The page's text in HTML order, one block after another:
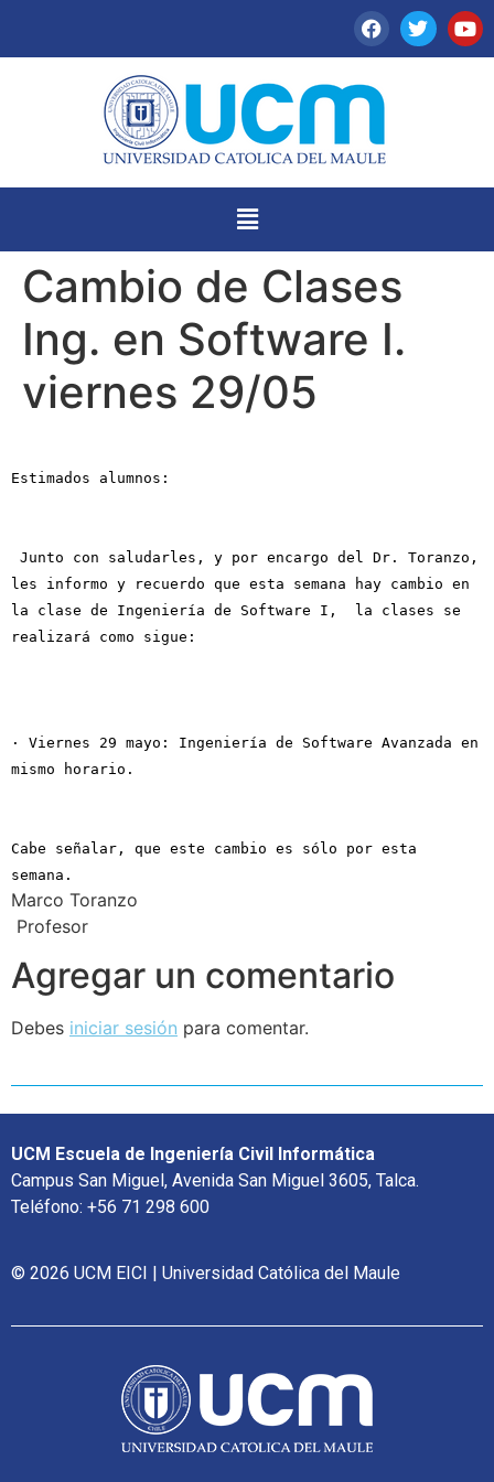
Cambio de Clases
Ing. en Software I.
viernes 29/05
Estimados alumnos:
Junto con saludarles, y por encargo del Dr. Toranzo,
les informo y recuerdo que esta semana hay cambio en
la clase de Ingeniería de Software I, la clases se
realizará como sigue:
· Viernes 29 mayo: Ingeniería de Software Avanzada en
mismo horario.
Cabe señalar, que este cambio es sólo por esta
semana.
Marco Toranzo
Profesor
Agregar un comentario
Debes iniciar sesión para comentar.
UCM Escuela de Ingeniería Civil Informática
Campus San Miguel, Avenida San Miguel 3605, Talca.
Teléfono: +56 71 298 600
© 2026 UCM EICI | Universidad Católica del Maule